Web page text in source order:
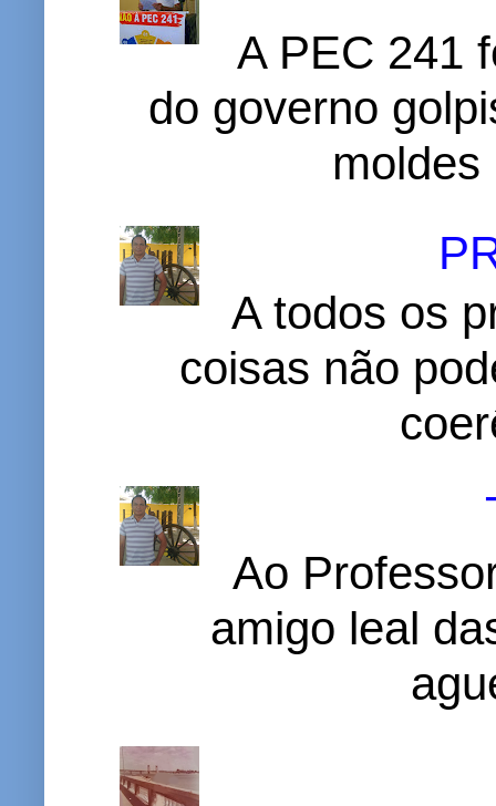
A PEC 241
do governo
A todos os
coisas não
Ao
amigo leal